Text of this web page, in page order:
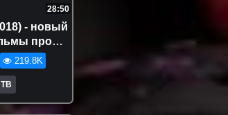
28:50
- новый
про
подряд
219.8K